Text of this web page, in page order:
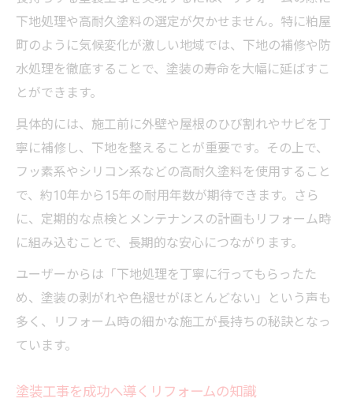
下地処理や高耐久塗料の選定が欠かせません。特に粕屋
町のように気候変化が激しい地域では、下地の補修や防
水処理を徹底することで、塗装の寿命を大幅に延ばすこ
とができます。
具体的には、施工前に外壁や屋根のひび割れやサビを丁
寧に補修し、下地を整えることが重要です。その上で、
フッ素系やシリコン系などの高耐久塗料を使用すること
で、約10年から15年の耐用年数が期待できます。さら
に、定期的な点検とメンテナンスの計画もリフォーム時
に組み込むことで、長期的な安心につながります。
ユーザーからは「下地処理を丁寧に行ってもらったた
め、塗装の剥がれや色褪せがほとんどない」という声も
多く、リフォーム時の細かな施工が長持ちの秘訣となっ
ています。
塗装工事を成功へ導くリフォームの知識